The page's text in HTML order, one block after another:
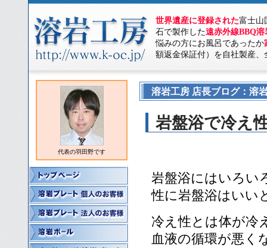
世界遺産に登録された富士山
石で製作した遠赤外線BBQ溶
悩みの方にお風呂であったか
額返金保証付）を自社製産
代表の羽田野です
溶岩工房 店長ブログ：溶
岩盤浴で冷え
岩盤浴にはいろい
性に岩盤浴はいい
冷え性とは体が冷
血液の循環が悪く